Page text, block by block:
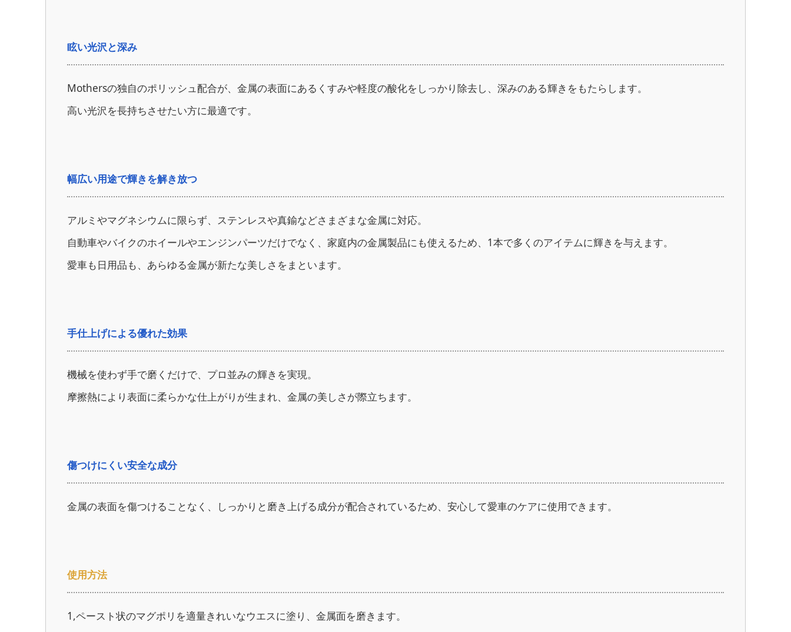
眩い光沢と深み
Mothersの独自のポリッシュ配合が、金属の表面にあるくすみや軽度の酸化をしっかり除去し、深みのある輝きをもたらします。
高い光沢を長持ちさせたい方に最適です。
幅広い用途で輝きを解き放つ
アルミやマグネシウムに限らず、ステンレスや真鍮などさまざまな金属に対応。
自動車やバイクのホイールやエンジンパーツだけでなく、家庭内の金属製品にも使えるため、1本で多くのアイテムに輝きを与えます。
愛車も日用品も、あらゆる金属が新たな美しさをまといます。
手仕上げによる優れた効果
機械を使わず手で磨くだけで、プロ並みの輝きを実現。
摩擦熱により表面に柔らかな仕上がりが生まれ、金属の美しさが際立ちます。
傷つけにくい安全な成分
金属の表面を傷つけることなく、しっかりと磨き上げる成分が配合されているため、安心して愛車のケアに使用できます。
使用方法
1,ペースト状のマグポリを適量きれいなウエスに塗り、金属面を磨きます。